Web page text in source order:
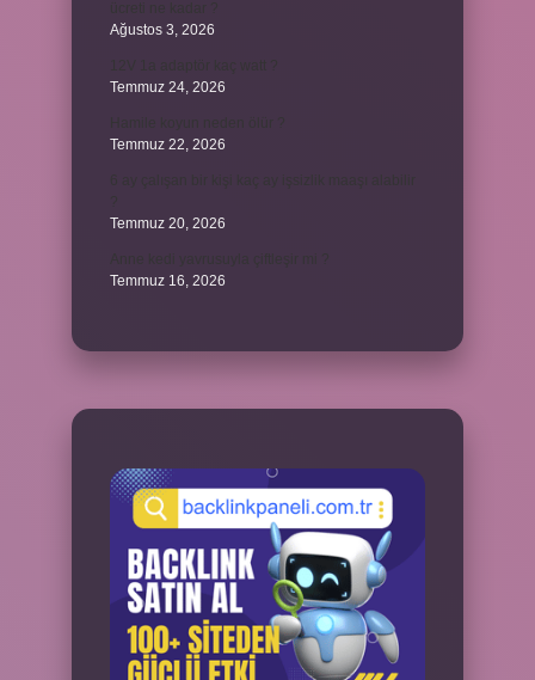
Ağustos 3, 2026
Temmuz 24, 2026
Temmuz 22, 2026
Temmuz 20, 2026
Temmuz 16, 2026